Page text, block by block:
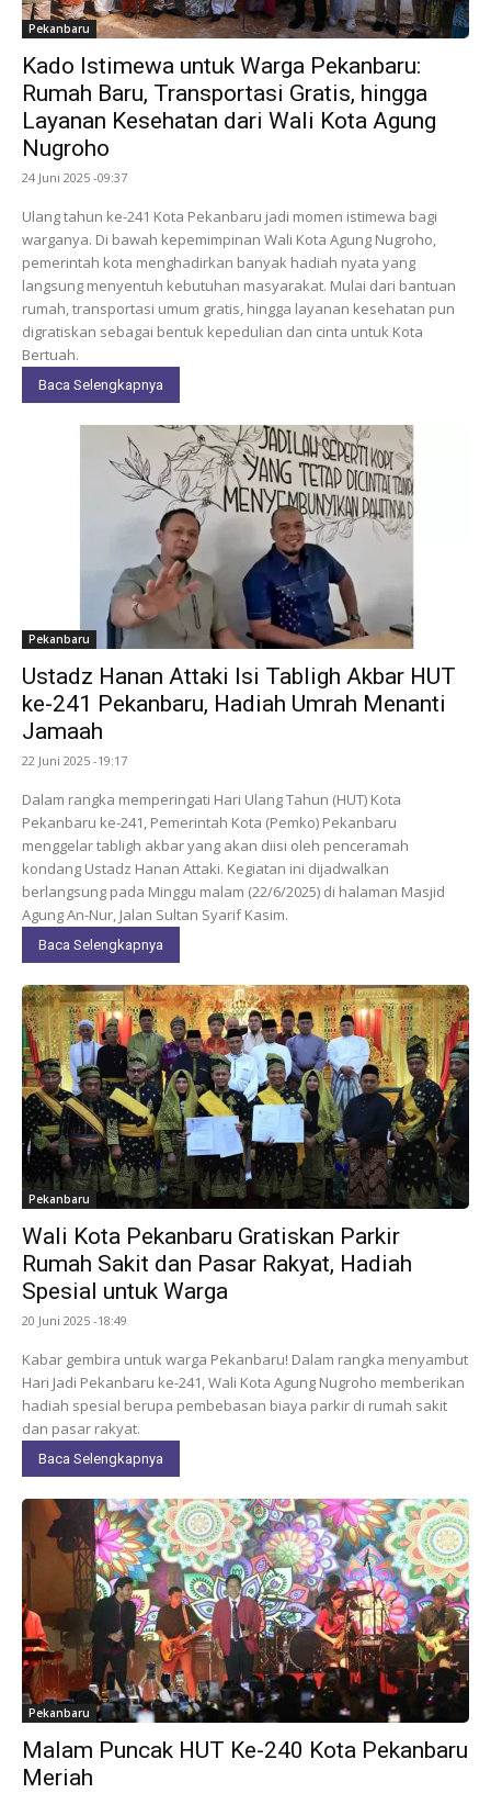
Pekanbaru
Kado Istimewa untuk Warga Pekanbaru:
Rumah Baru, Transportasi Gratis, hingga
Layanan Kesehatan dari Wali Kota Agung
Nugroho
24 Juni 2025 -09:37
Ulang tahun ke-241 Kota Pekanbaru jadi momen istimewa bagi
warganya. Di bawah kepemimpinan Wali Kota Agung Nugroho,
pemerintah kota menghadirkan banyak hadiah nyata yang
langsung menyentuh kebutuhan masyarakat. Mulai dari bantuan
rumah, transportasi umum gratis, hingga layanan kesehatan pun
digratiskan sebagai bentuk kepedulian dan cinta untuk Kota
Bertuah.
Baca Selengkapnya
Pekanbaru
Ustadz Hanan Attaki Isi Tabligh Akbar HUT
ke-241 Pekanbaru, Hadiah Umrah Menanti
Jamaah
22 Juni 2025 -19:17
Dalam rangka memperingati Hari Ulang Tahun (HUT) Kota
Pekanbaru ke-241, Pemerintah Kota (Pemko) Pekanbaru
menggelar tabligh akbar yang akan diisi oleh penceramah
kondang Ustadz Hanan Attaki. Kegiatan ini dijadwalkan
berlangsung pada Minggu malam (22/6/2025) di halaman Masjid
Agung An-Nur, Jalan Sultan Syarif Kasim.
Baca Selengkapnya
Pekanbaru
Wali Kota Pekanbaru Gratiskan Parkir
Rumah Sakit dan Pasar Rakyat, Hadiah
Spesial untuk Warga
20 Juni 2025 -18:49
Kabar gembira untuk warga Pekanbaru! Dalam rangka menyambut
Hari Jadi Pekanbaru ke-241, Wali Kota Agung Nugroho memberikan
hadiah spesial berupa pembebasan biaya parkir di rumah sakit
dan pasar rakyat.
Baca Selengkapnya
Pekanbaru
Malam Puncak HUT Ke-240 Kota Pekanbaru
Meriah